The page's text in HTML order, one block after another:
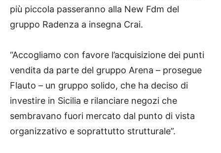
più piccola passeranno alla New Fdm del
gruppo Radenza a insegna Crai.
“Accogliamo con favore l’acquisizione dei punti
vendita da parte del gruppo Arena – prosegue
Flauto – un gruppo solido, che ha deciso di
investire in Sicilia e rilanciare negozi che
sembravano fuori mercato dal punto di vista
organizzativo e soprattutto strutturale”.